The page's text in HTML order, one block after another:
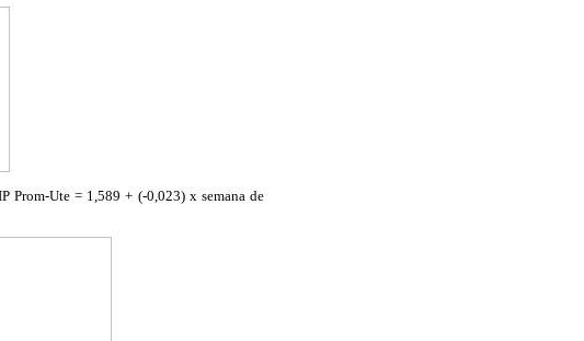
Prom-Ute = 1,589 + (-0,023) x semana de